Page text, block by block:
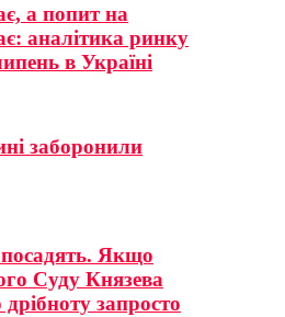
а попит на
аналітика ринку
в Україні
заборонили
Якщо
Суду Князева
запросто